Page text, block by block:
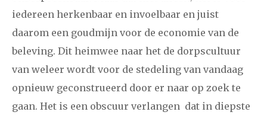
iedereen herkenbaar en invoelbaar en juist
daarom een goudmijn voor de economie van de
beleving. Dit heimwee naar het de dorpscultuur
van weleer wordt voor de stedeling van vandaag
opnieuw geconstrueerd door er naar op zoek te
gaan. Het is een obscuur verlangen dat in diepste